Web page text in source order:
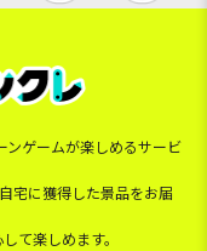
ンゲームが楽しめるサービ
宅に獲得した景品をお届
て楽しめます。